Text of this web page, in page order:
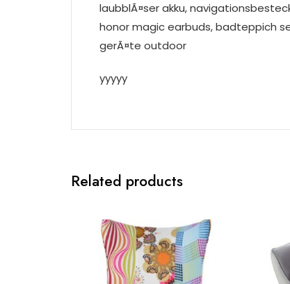
laubblÃ¤ser akku,
honor magic earbuds, badteppich
gerÃ¤te outdoor
yyyyy
Related products